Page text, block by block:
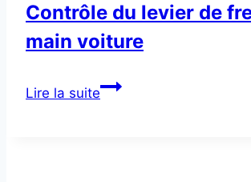
Contrôle du levier de
main voiture
Lire la suiteContrôle